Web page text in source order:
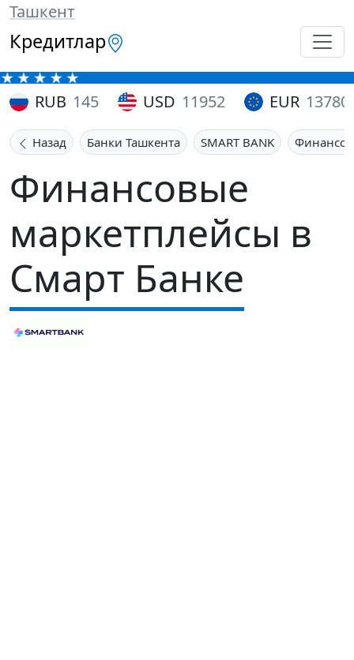
Ташкент
Кредитлар
RUB 145 USD 11952 EUR 13780
Назад Банки Ташкента SMART BANK
Финансовые
маркетплейсы в
Смарт Банке